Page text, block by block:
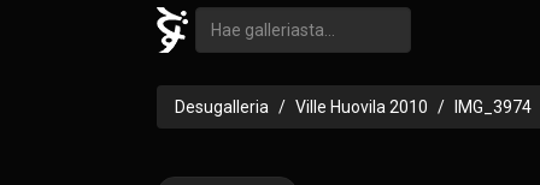
Desugalleria Ville Huovila 2010 IMG_3974